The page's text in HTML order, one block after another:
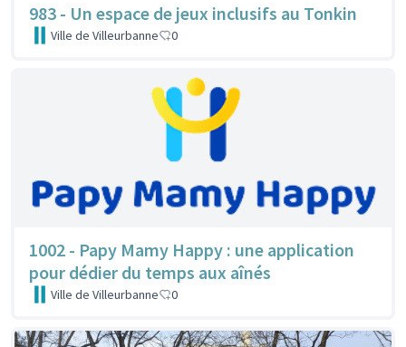
983 - Un espace de jeux inclusifs au Tonkin
Ville de Villeurbanne 0
1002 - Papy Mamy Happy : une application
pour dédier du temps aux aînés
Ville de Villeurbanne 0